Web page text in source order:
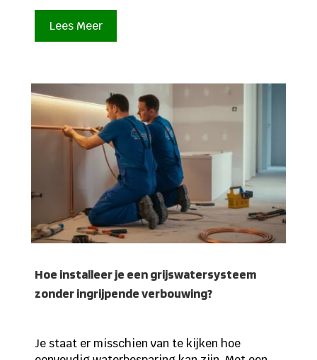
Lees Meer
Hoe installeer je een grijswatersysteem
zonder ingrijpende verbouwing?
Je staat er misschien van te kijken hoe